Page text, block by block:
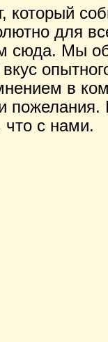
который
для
сюда. Мы
в
с нами.